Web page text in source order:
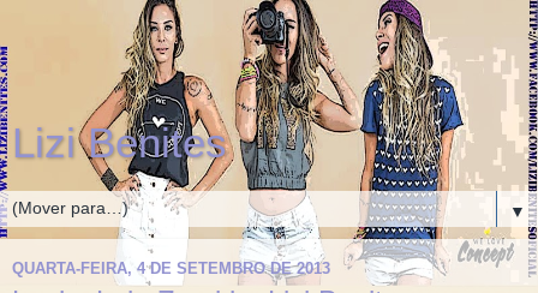
Lizi Benites
▼
QUARTA-FEIRA, 4 DE SETEMBRO DE 2013